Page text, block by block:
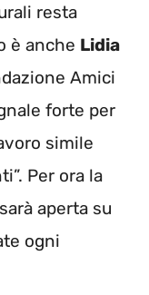
resta
è anche Lidia
Amici
forte per
simile
Per ora la
aperta su
ogni